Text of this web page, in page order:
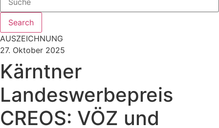
Search
AUSZEICHNUNG
27. Oktober 2025
Kärntner
Landeswerbepreis
CREOS: VÖZ und